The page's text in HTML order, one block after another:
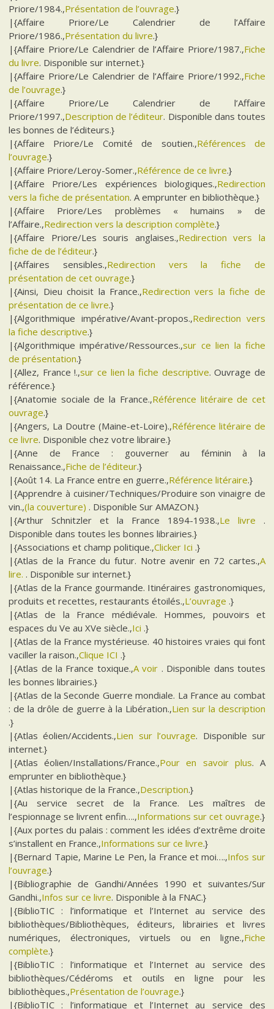
Priore/1984.,Présentation de l’ouvrage.}
|{Affaire Priore/Le Calendrier de l’Affaire
Priore/1986.,Présentation du livre.}
|{Affaire Priore/Le Calendrier de l’Affaire Priore/1987.,Fiche
du livre. Disponible sur internet.}
|{Affaire Priore/Le Calendrier de l’Affaire Priore/1992.,Fiche
de l’ouvrage.}
|{Affaire Priore/Le Calendrier de l’Affaire
Priore/1997.,Description de l’éditeur. Disponible dans toutes
les bonnes de l’éditeurs.}
|{Affaire Priore/Le Comité de soutien.,Références de
l’ouvrage.}
|{Affaire Priore/Leroy-Somer.,Référence de ce livre.}
|{Affaire Priore/Les expériences biologiques.,Redirection
vers la fiche de présentation. A emprunter en bibliothèque.}
|{Affaire Priore/Les problèmes « humains » de
l’Affaire.,Redirection vers la description complète.}
|{Affaire Priore/Les souris anglaises.,Redirection vers la
fiche de de l’éditeur.}
|{Affaires sensibles.,Redirection vers la fiche de
présentation de cet ouvrage.}
|{Ainsi, Dieu choisit la France.,Redirection vers la fiche de
présentation de ce livre.}
|{Algorithmique impérative/Avant-propos.,Redirection vers
la fiche descriptive.}
|{Algorithmique impérative/Ressources.,sur ce lien la fiche
de présentation.}
|{Allez, France !.,sur ce lien la fiche descriptive. Ouvrage de
référence.}
|{Anatomie sociale de la France.,Référence litéraire de cet
ouvrage.}
|{Angers, La Doutre (Maine-et-Loire).,Référence litéraire de
ce livre. Disponible chez votre libraire.}
|{Anne de France : gouverner au féminin à la
Renaissance.,Fiche de l’éditeur.}
|{Août 14. La France entre en guerre.,Référence litéraire.}
|{Apprendre à cuisiner/Techniques/Produire son vinaigre de
vin.,(la couverture) . Disponible Sur AMAZON.}
|{Arthur Schnitzler et la France 1894-1938.,Le livre .
Disponible dans toutes les bonnes librairies.}
|{Associations et champ politique.,Clicker Ici .}
|{Atlas de la France du futur. Notre avenir en 72 cartes.,A
lire. . Disponible sur internet.}
|{Atlas de la France gourmande. Itinéraires gastronomiques,
produits et recettes, restaurants étoilés.,L’ouvrage .}
|{Atlas de la France médiévale. Hommes, pouvoirs et
espaces du Ve au XVe siècle.,Ici .}
|{Atlas de la France mystérieuse. 40 histoires vraies qui font
vaciller la raison.,Clique ICI .}
|{Atlas de la France toxique.,A voir . Disponible dans toutes
les bonnes librairies.}
|{Atlas de la Seconde Guerre mondiale. La France au combat
: de la drôle de guerre à la Libération.,Lien sur la description
.}
|{Atlas éolien/Accidents.,Lien sur l’ouvrage. Disponible sur
internet.}
|{Atlas éolien/Installations/France.,Pour en savoir plus. A
emprunter en bibliothèque.}
|{Atlas historique de la France.,Description.}
|{Au service secret de la France. Les maîtres de
l’espionnage se livrent enfin….,Informations sur cet ouvrage.}
|{Aux portes du palais : comment les idées d’extrême droite
s’installent en France.,Informations sur ce livre.}
|{Bernard Tapie, Marine Le Pen, la France et moi….,Infos sur
l’ouvrage.}
|{Bibliographie de Gandhi/Années 1990 et suivantes/Sur
Gandhi.,Infos sur ce livre. Disponible à la FNAC.}
|{BiblioTIC : l’informatique et l’Internet au service des
bibliothèques/Bibliothèques, éditeurs, librairies et livres
numériques, électroniques, virtuels ou en ligne.,Fiche
complète.}
|{BiblioTIC : l’informatique et l’Internet au service des
bibliothèques/Cédéroms et outils en ligne pour les
bibliothèques.,Présentation de l’ouvrage.}
|{BiblioTIC : l’informatique et l’Internet au service des